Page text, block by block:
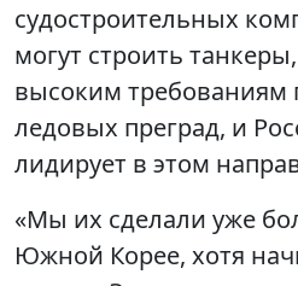
судостроительных
могут строить
высоким требованиям
ледовых преград, и
лидирует в этом
«Мы их сделали уже
Южной Корее, хотя